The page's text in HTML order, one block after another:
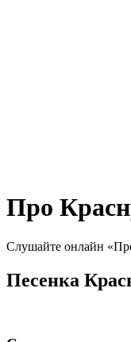
Про
Слушайте онлайн
Песенка